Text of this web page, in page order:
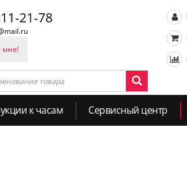
21-78
мне!
к часам Сервисный центр